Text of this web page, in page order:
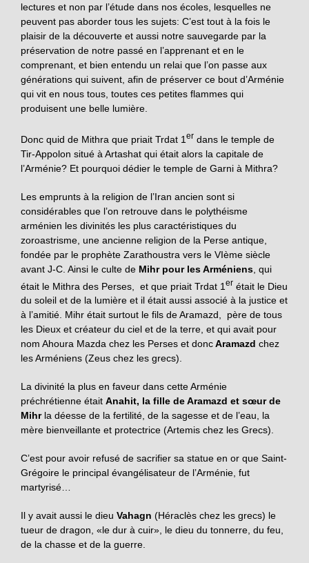
lectures et non par l’étude dans nos écoles, lesquelles ne
peuvent pas aborder tous les sujets: C’est tout à la fois le
plaisir de la découverte et aussi notre sauvegarde par la
préservation de notre passé en l’apprenant et en le
comprenant, et bien entendu un relai que l’on passe aux
générations qui suivent, afin de préserver ce bout d’Arménie
qui vit en nous tous, toutes ces petites flammes qui
produisent une belle lumière.
Donc quid de Mithra que priait Trdat 1 er dans le temple de
Tir-Appolon situé à Artashat qui était alors la capitale de
l’Arménie? Et pourquoi dédier le temple de Garni à Mithra?
Les emprunts à la religion de l’Iran ancien sont si
considérables que l’on retrouve dans le polythéisme
arménien les divinités les plus caractéristiques du
zoroastrisme, une ancienne religion de la Perse antique,
fondée par le prophète Zarathoustra vers le VIème siècle
avant J-C. Ainsi le culte de Mihr pour les Arméniens , qui
était le Mithra des Perses, et que priait Trdat 1 er était le Dieu
du soleil et de la lumière et il était aussi associé à la justice et
à l’amitié. Mihr était surtout le fils de Aramazd, père de tous
les Dieux et créateur du ciel et de la terre, et qui avait pour
nom Ahoura Mazda chez les Perses et doncAramazd chez
les Arméniens (Zeus chez les grecs).
La divinité la plus en faveur dans cette Arménie
préchrétienne était Anahit, la fille de Aramazd et sœur de
Mihr la déesse de la fertilité, de la sagesse et de l’eau, la
mère bienveillante et protectrice (Artemis chez les Grecs).
C’est pour avoir refusé de sacrifier sa statue en or que Saint-
Grégoire le principal évangélisateur de l’Arménie, fut
martyrisé…
Il y avait aussi le dieu Vahagn (Héraclès chez les grecs) le
tueur de dragon, «le dur à cuir», le dieu du tonnerre, du feu,
de la chasse et de la guerre.